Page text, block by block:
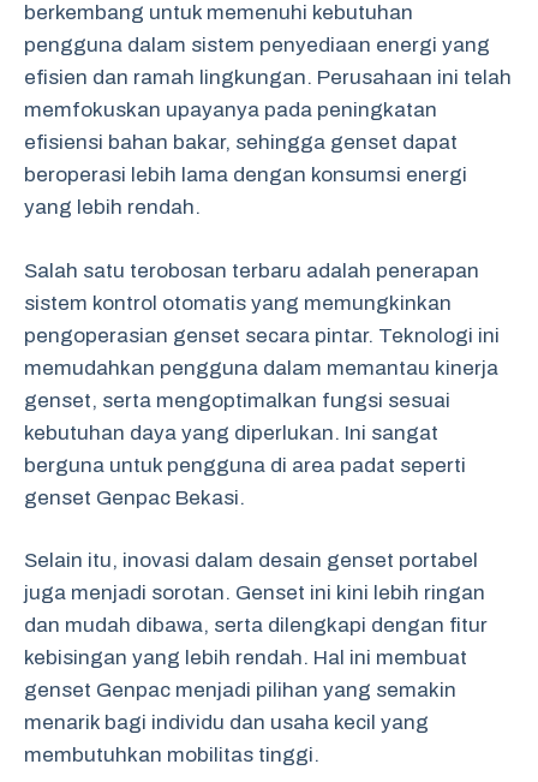
berkembang untuk memenuhi kebutuhan
pengguna dalam sistem penyediaan energi yang
efisien dan ramah lingkungan. Perusahaan ini telah
memfokuskan upayanya pada peningkatan
efisiensi bahan bakar, sehingga genset dapat
beroperasi lebih lama dengan konsumsi energi
yang lebih rendah.
Salah satu terobosan terbaru adalah penerapan
sistem kontrol otomatis yang memungkinkan
pengoperasian genset secara pintar. Teknologi ini
memudahkan pengguna dalam memantau kinerja
genset, serta mengoptimalkan fungsi sesuai
kebutuhan daya yang diperlukan. Ini sangat
berguna untuk pengguna di area padat seperti
genset Genpac Bekasi.
Selain itu, inovasi dalam desain genset portabel
juga menjadi sorotan. Genset ini kini lebih ringan
dan mudah dibawa, serta dilengkapi dengan fitur
kebisingan yang lebih rendah. Hal ini membuat
genset Genpac menjadi pilihan yang semakin
menarik bagi individu dan usaha kecil yang
membutuhkan mobilitas tinggi.